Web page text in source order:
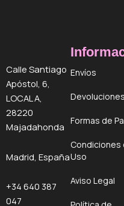
Calle Santiago
Apóstol, 6,
LOCAL A,
28220
Majadahonda
Madrid, España
+34 640 387
047
Envíos
Devoluciones
Formas de
Condiciones
Uso
Aviso Legal